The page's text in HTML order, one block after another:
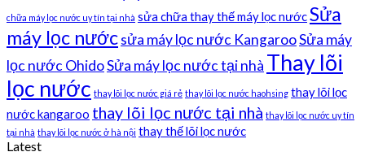
chữa máy lọc nước uy tín tại nhà sửa chữa thay thế máy lọc nướcSửa
máy lọc nướcsửa máy lọc nước KangarooSửa máy
lọc nước OhidoSửa máy lọc nước tại nhà Thay lõi
lọc nước thay lõi lọc nước giá rẻ thay lõi lọc nước haohsing thay lõi lọc
nước kangaroo thay lõi lọc nước tại nhà thay lõi lọc nước uy tín
tại nhà thay lõi lọc nước ở hà nội thay thế lõi lọc nước
Latest